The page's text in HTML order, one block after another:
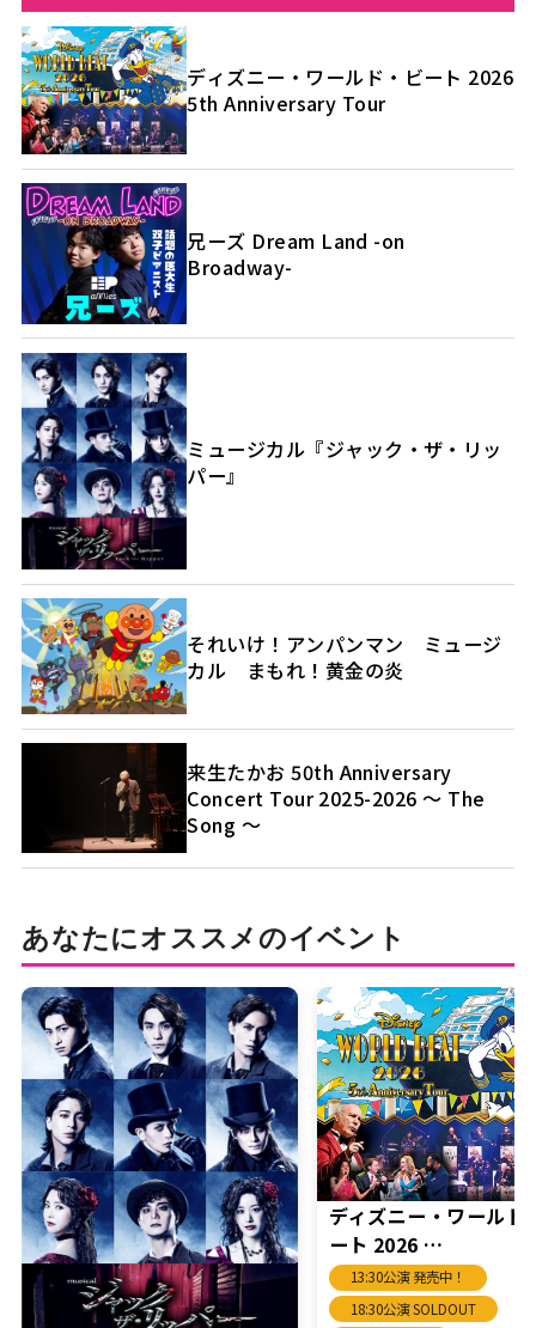
ディズニー・ワールド・ビート 2026
5th Anniversary Tour
兄ーズ Dream Land -on
Broadway-
ミュージカル『ジャック・ザ・リッ
パー』
それいけ！アンパンマン ミュージ
カル まもれ！黄金の炎
来生たかお 50th Anniversary
Concert Tour 2025-2026 ～ The
Song ～
あなたにオススメのイベント
ディズニー・ワールド
ート 2026
5th Anniversary
13:30公演 発売中！
18:30公演 SOLDOUT